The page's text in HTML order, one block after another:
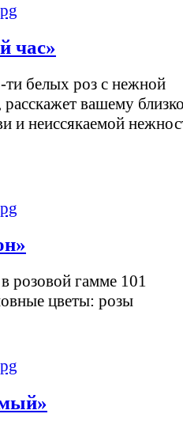
час»
ти белых роз с нежной
вашему
и неиссякаемой
розовой гамме 101
цветы: розы